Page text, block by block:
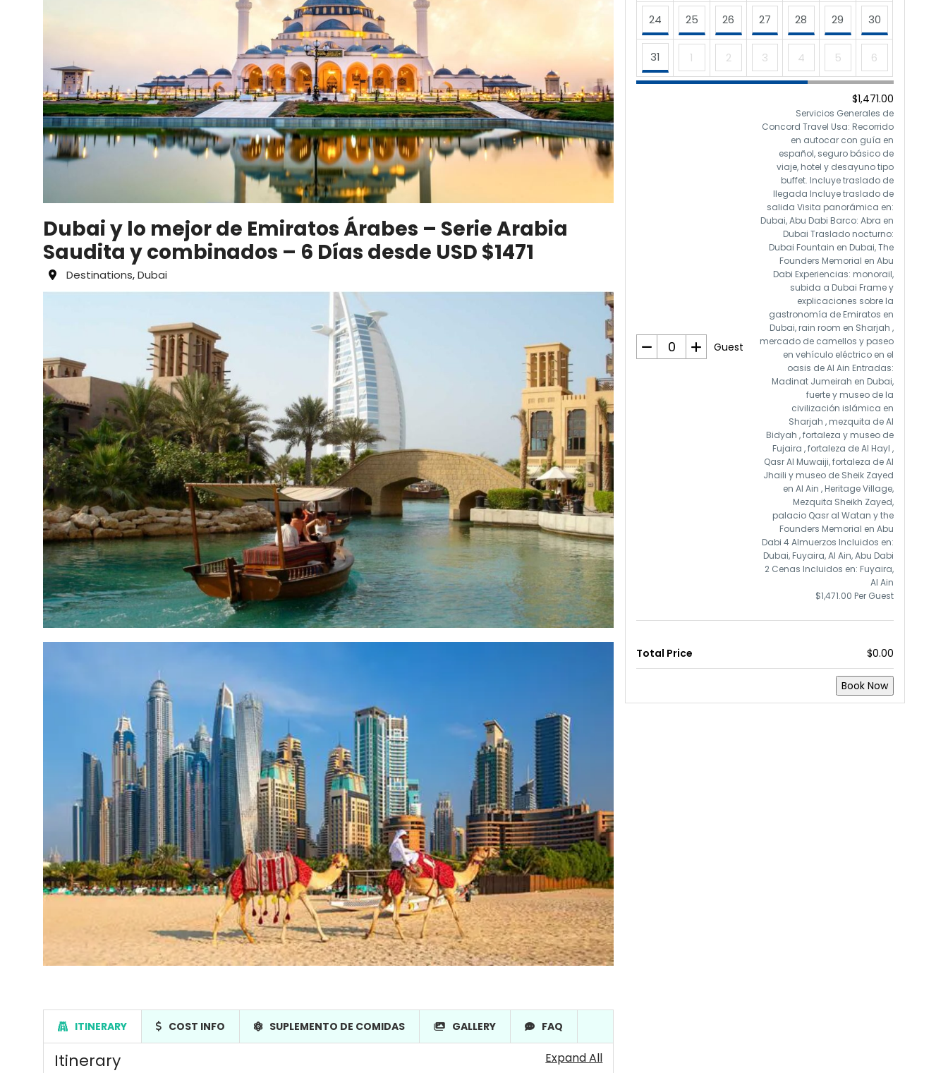
Dubai y lo mejor de Emiratos Árabes – Serie Arabia
Saudita y combinados – 6 Días desde USD $1471
Destinations,Dubai
ITINERARY COST INFO SUPLEMENTO DE COMIDAS GALLERY FAQ
Itinerary Expand All
24 25 26 27 28 29 30
31 1 2 3 4 5 6
Guest
$1,471.00
Servicios Generales de
Concord Travel Usa: Recorrido
en autocar con guía en
español, seguro básico de
viaje, hotel y desayuno tipo
buffet. Incluye traslado de
llegada Incluye traslado de
salida Visita panorámica en:
Dubai, Abu Dabi Barco: Abra en
Dubai Traslado nocturno:
Dubai Fountain en Dubai, The
Founders Memorial en Abu
Dabi Experiencias: monorail,
subida a Dubai Frame y
explicaciones sobre la
gastronomía de Emiratos en
Dubai, rain room en Sharjah ,
mercado de camellos y paseo
en vehículo eléctrico en el
oasis de Al Ain Entradas:
Madinat Jumeirah en Dubai,
fuerte y museo de la
civilización islámica en
Sharjah , mezquita de Al
Bidyah , fortaleza y museo de
Fujaira , fortaleza de Al Hayl ,
Qasr Al Muwaiji, fortaleza de Al
Jhaili y museo de Sheik Zayed
en Al Ain , Heritage Village,
Mezquita Sheikh Zayed,
palacio Qasr al Watan y the
Founders Memorial en Abu
Dabi 4 Almuerzos Incluidos en:
Dubai, Fuyaira, Al Ain, Abu Dabi
2 Cenas Incluidos en: Fuyaira,
Al Ain
$1,471.00 Per Guest
Total Price $0.00
Book Now